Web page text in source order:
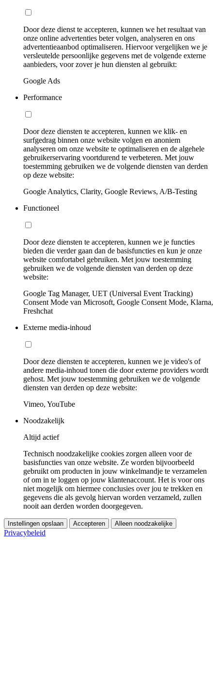
Door deze dienst te accepteren, kunnen we het resultaat van
onze online advertenties beter volgen, analyseren en ons
advertentieaanbod optimaliseren. Hiervoor vergelijken we je
versleutelde persoonlijke gegevens met de volgende externe
aanbieders, voor zover je hun diensten al gebruikt:
Google Ads
Performance
Door deze diensten te accepteren, kunnen we klik- en
surfgedrag binnen onze website volgen en anoniem
analyseren om onze website te optimaliseren en de algehele
gebruikerservaring voortdurend te verbeteren. Met jouw
toestemming gebruiken we de volgende diensten van derden
op deze website:
Google Analytics, Clarity, Google Reviews, A/B-Testing
Functioneel
Door deze diensten te accepteren, kunnen we je functies
bieden die verder gaan dan de basisfuncties en kun je onze
website comfortabel gebruiken. Met jouw toestemming
gebruiken we de volgende diensten van derden op deze
website:
Google Tag Manager, UET (Universal Event Tracking)
Consent Mode van Microsoft, Google Consent Mode, Klarna,
Freshchat
Externe media-inhoud
Door deze diensten te accepteren, kunnen we je video's of
andere media-inhoud tonen die door externe providers wordt
gehost. Met jouw toestemming gebruiken we de volgende
diensten van derden op deze website:
Vimeo, YouTube
Noodzakelijk
Altijd actief
Technisch noodzakelijke cookies zorgen alleen voor de
basisfuncties van onze website. Ze worden bijvoorbeeld
gebruikt om producten in jouw winkelmandje te verzamelen
of om in te loggen op jouw klantenaccount. Het is voor ons
niet mogelijk om hiermee conclusies over jou te trekken en
gegevens die als gevolg hiervan worden verzameld, zullen
nooit aan derden worden doorgegeven.
Instellingen opslaan Accepteren Alleen noodzakelijke
Privacybeleid